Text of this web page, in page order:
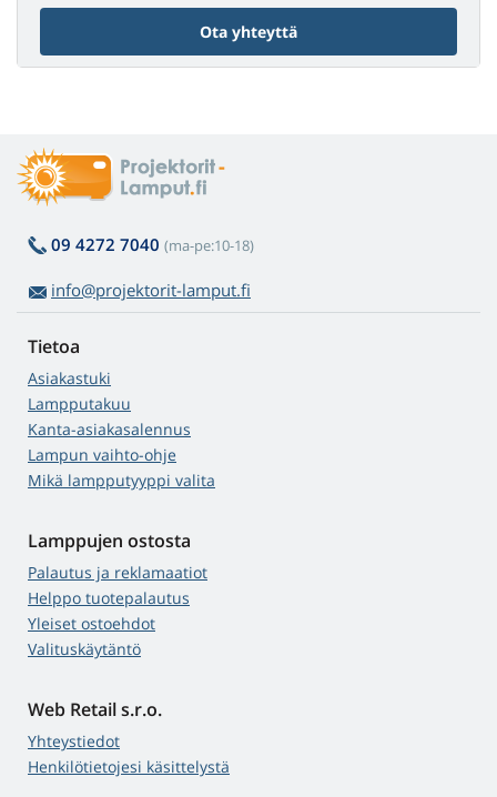
Ota yhteyttä
09 4272 7040 (ma-pe:10-18)
info@projektorit-lamput.fi
Tietoa
Asiakastuki
Lampputakuu
Kanta-asiakasalennus
Lampun vaihto-ohje
Mikä lampputyyppi valita
Lamppujen ostosta
Palautus ja reklamaatiot
Helppo tuotepalautus
Yleiset ostoehdot
Valituskäytäntö
Web Retail s.r.o.
Yhteystiedot
Henkilötietojesi käsittelystä